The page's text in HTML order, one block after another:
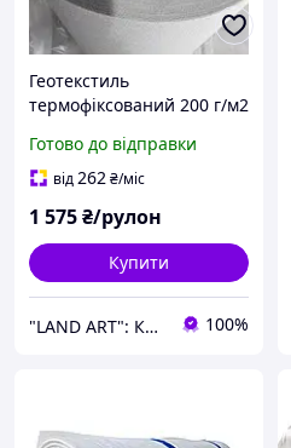
Геотекстиль
термофіксований 200 г/м2
захисту мембран, рослин
від морозів
Готово до відправки
від262₴/міс
1 575₴/рулон
Купити
"LAND ART": Корисні товари для вашого будинку та саду! 100%